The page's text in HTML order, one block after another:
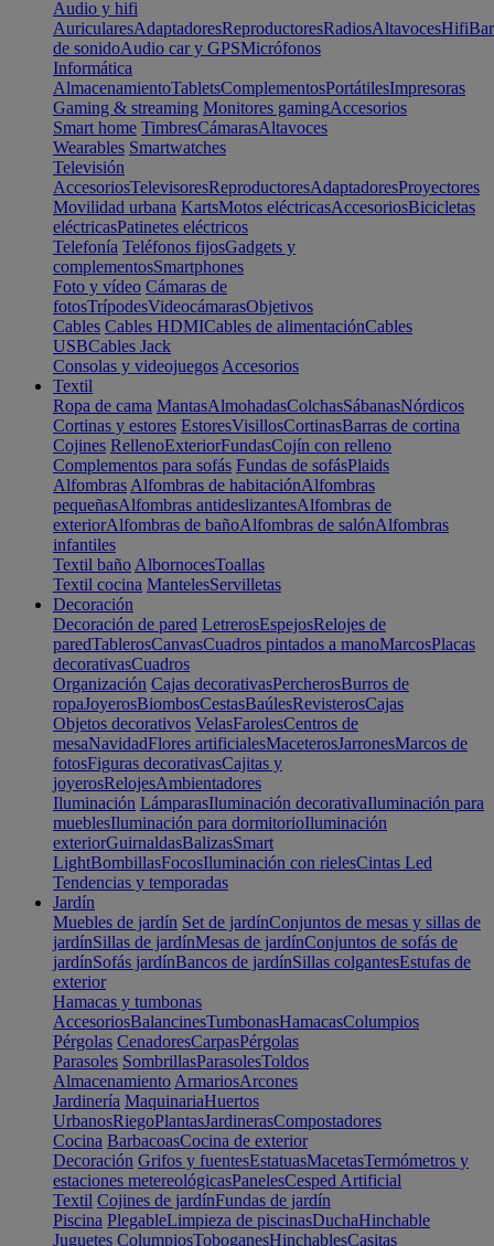
Audio y hifi
AuricularesAdaptadoresReproductoresRadiosAltavocesHifi
de sonidoAudio car y GPSMicrófonos
Informática
AlmacenamientoTabletsComplementosPortátilesImpresoras
Gaming & streaming Monitores gamingAccesorios
Smart home TimbresCámarasAltavoces
Wearables Smartwatches
Televisión
AccesoriosTelevisoresReproductoresAdaptadoresProyectores
Movilidad urbana KartsMotos eléctricasAccesoriosBicicletas
eléctricasPatinetes eléctricos
Telefonía Teléfonos fijosGadgets y
complementosSmartphones
Foto y vídeo Cámaras de
fotosTrípodesVideocámarasObjetivos
Cables Cables HDMICables de alimentaciónCables
USBCables Jack
Consolas y videojuegos Accesorios
Textil
Ropa de cama MantasAlmohadasColchasSábanasNórdicos
Cortinas y estores EstoresVisillosCortinasBarras de cortina
Cojines RellenoExteriorFundasCojín con relleno
Complementos para sofás Fundas de sofásPlaids
Alfombras Alfombras de habitaciónAlfombras
pequeñasAlfombras antideslizantesAlfombras de
exteriorAlfombras de bañoAlfombras de salónAlfombras
infantiles
Textil baño AlbornocesToallas
Textil cocina MantelesServilletas
Decoración
Decoración de pared LetrerosEspejosRelojes de
paredTablerosCanvasCuadros pintados a manoMarcosPlacas
decorativasCuadros
Organización Cajas decorativasPercherosBurros de
ropaJoyerosBiombosCestasBaúlesRevisterosCajas
Objetos decorativos VelasFarolesCentros de
mesaNavidadFlores artificialesMaceterosJarronesMarcos de
fotosFiguras decorativasCajitas y
joyerosRelojesAmbientadores
Iluminación LámparasIluminación decorativaIluminación para
mueblesIluminación para dormitorioIluminación
exteriorGuirnaldasBalizasSmart
LightBombillasFocosIluminación con rielesCintas Led
Tendencias y temporadas
Jardín
Muebles de jardín Set de jardínConjuntos de mesas y sillas de
jardínSillas de jardínMesas de jardínConjuntos de sofás de
jardínSofás jardínBancos de jardínSillas colgantesEstufas de
exterior
Hamacas y tumbonas
AccesoriosBalancinesTumbonasHamacasColumpios
Pérgolas CenadoresCarpasPérgolas
Parasoles SombrillasParasolesToldos
Almacenamiento ArmariosArcones
Jardinería MaquinariaHuertos
UrbanosRiegoPlantasJardinerasCompostadores
Cocina BarbacoasCocina de exterior
Decoración Grifos y fuentesEstatuasMacetasTermómetros y
estaciones metereológicasPanelesCesped Artificial
Textil Cojines de jardínFundas de jardín
Piscina PlegableLimpieza de piscinasDuchaHinchable
Juguetes ColumpiosToboganesHinchablesCasitas